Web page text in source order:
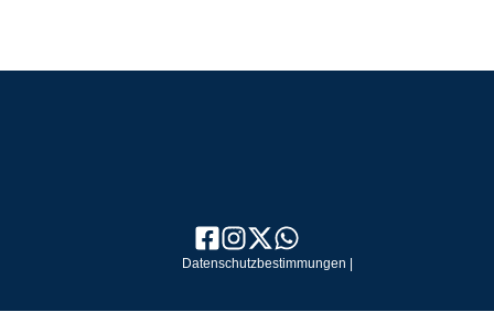
Datenschutzbestimmungen